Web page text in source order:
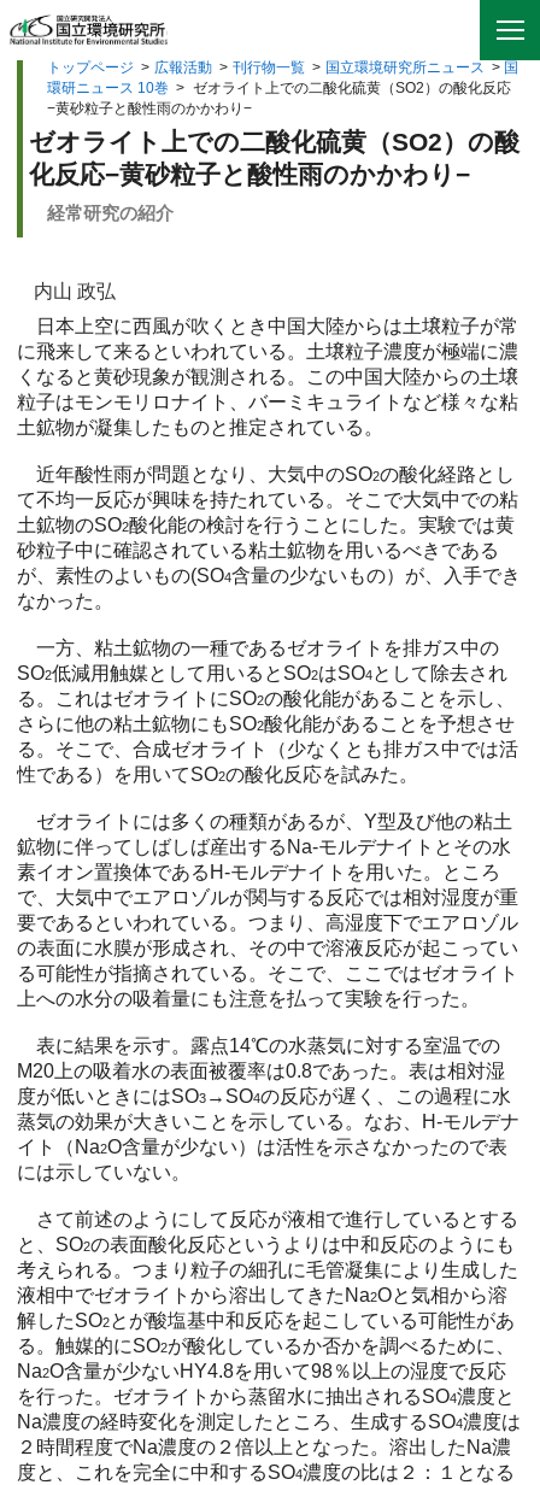
トップページ > 広報活動 > 刊行物一覧 > 国立環境研究所ニュース > 国
環研ニュース 10巻 > ゼオライト上での二酸化硫黄（SO2）の酸化反応
−黄砂粒子と酸性雨のかかわり−
ゼオライト上での二酸化硫黄（SO2）の酸
化反応−黄砂粒子と酸性雨のかかわり−
経常研究の紹介
内山 政弘
日本上空に西風が吹くとき中国大陸からは土壌粒子が常
に飛来して来るといわれている。土壌粒子濃度が極端に濃
くなると黄砂現象が観測される。この中国大陸からの土壌
粒子はモンモリロナイト、バーミキュライトなど様々な粘
土鉱物が凝集したものと推定されている。
近年酸性雨が問題となり、大気中のSO2の酸化経路とし
て不均一反応が興味を持たれている。そこで大気中での粘
土鉱物のSO2酸化能の検討を行うことにした。実験では黄
砂粒子中に確認されている粘土鉱物を用いるべきである
が、素性のよいもの(SO4含量の少ないもの）が、入手でき
なかった。
一方、粘土鉱物の一種であるゼオライトを排ガス中の
SO2低減用触媒として用いるとSO2はSO4として除去され
る。これはゼオライトにSO2の酸化能があることを示し、
さらに他の粘土鉱物にもSO2酸化能があることを予想させ
る。そこで、合成ゼオライト（少なくとも排ガス中では活
性である）を用いてSO2の酸化反応を試みた。
ゼオライトには多くの種類があるが、Y型及び他の粘土
鉱物に伴ってしばしば産出するNa-モルデナイトとその水
素イオン置換体であるH-モルデナイトを用いた。ところ
で、大気中でエアロゾルが関与する反応では相対湿度が重
要であるといわれている。つまり、高湿度下でエアロゾル
の表面に水膜が形成され、その中で溶液反応が起こってい
る可能性が指摘されている。そこで、ここではゼオライト
上への水分の吸着量にも注意を払って実験を行った。
表に結果を示す。露点14℃の水蒸気に対する室温での
M20上の吸着水の表面被覆率は0.8であった。表は相対湿
度が低いときにはSO3 →SO4の反応が遅く、この過程に水
蒸気の効果が大きいことを示している。なお、H-モルデナ
イト（Na2O含量が少ない）は活性を示さなかったので表
には示していない。
さて前述のようにして反応が液相で進行しているとする
と、SO2の表面酸化反応というよりは中和反応のようにも
考えられる。つまり粒子の細孔に毛管凝集により生成した
液相中でゼオライトから溶出してきたNa2Oと気相から溶
解したSO2とが酸塩基中和反応を起こしている可能性があ
る。触媒的にSO2が酸化しているか否かを調べるために、
Na2O含量が少ないHY4.8を用いて98％以上の湿度で反応
を行った。ゼオライトから蒸留水に抽出されるSO4濃度と
Na濃度の経時変化を測定したところ、生成するSO4濃度は
２時間程度でNa濃度の２倍以上となった。溶出したNa濃
度と、これを完全に中和するSO4濃度の比は２：１となる